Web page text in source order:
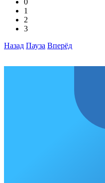
1
2
3
Назад Пауза Вперёд